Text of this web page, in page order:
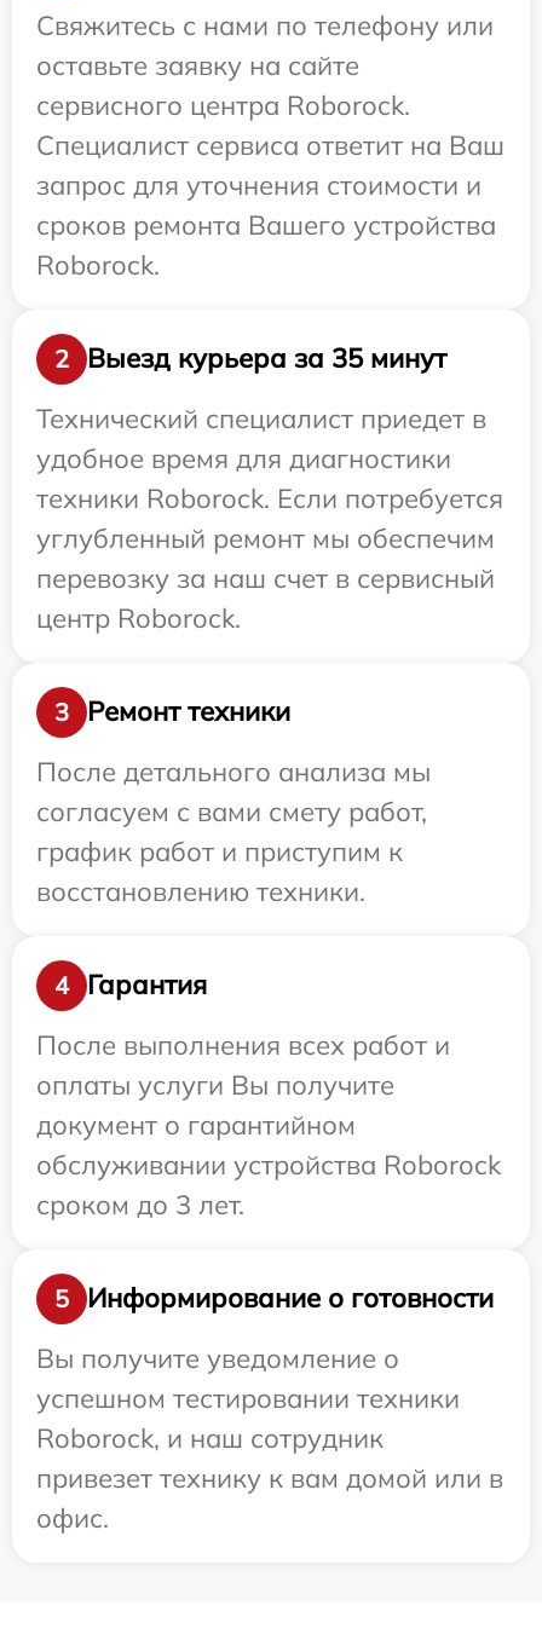
Свяжитесь с нами по телефону или
оставьте заявку на сайте
сервисного центра Roborock.
Специалист сервиса ответит на Ваш
запрос для уточнения стоимости и
сроков ремонта Вашего устройства
Roborock.
2
Выезд курьера за 35 минут
Технический специалист приедет в
удобное время для диагностики
техники Roborock. Если потребуется
углубленный ремонт мы обеспечим
перевозку за наш счет в сервисный
центр Roborock.
3
Ремонт техники
После детального анализа мы
согласуем с вами смету работ,
график работ и приступим к
восстановлению техники.
4
Гарантия
После выполнения всех работ и
оплаты услуги Вы получите
документ о гарантийном
обслуживании устройства Roborock
сроком до 3 лет.
5
Информирование о готовности
Вы получите уведомление о
успешном тестировании техники
Roborock, и наш сотрудник
привезет технику к вам домой или в
офис.